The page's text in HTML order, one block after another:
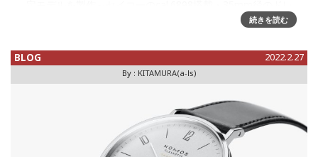
スウォッチ」というニュースをお届けしたが、その続報、"お
続きを読む
BLOG 2022.2.27
By : KITAMURA(a-ls)